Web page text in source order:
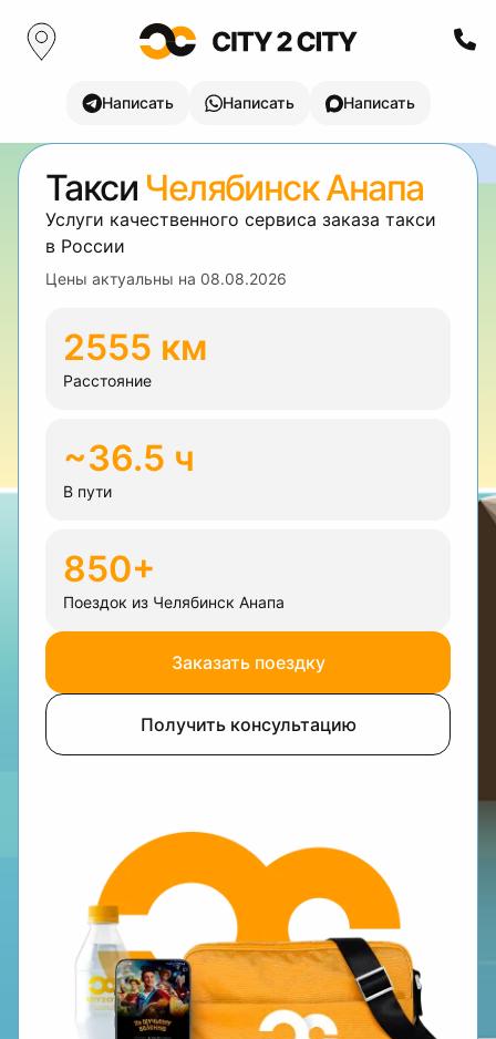
Написать Написать Написать
Такси Челябинск Анапа
Услуги качественного сервиса заказа такси
в России
Цены актуальны на 08.08.2026
2555 км
Расстояние
~36.5 ч
В пути
850+
Поездок из Челябинск Анапа
Заказать поездку
Получить консультацию